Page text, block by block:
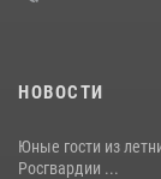
НОВОСТИ
Юные гости из
Росгвардии ...